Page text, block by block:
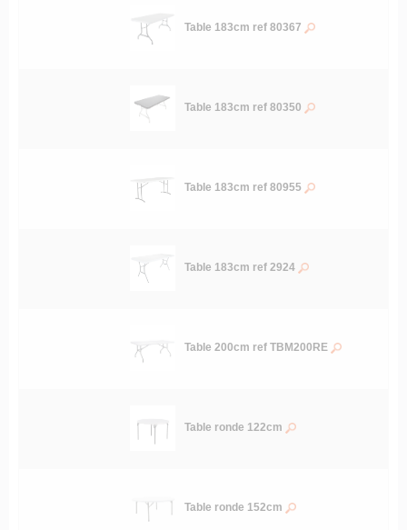
Table 183cm ref 80367
Table 183cm ref 80350
Table 183cm ref 80955
Table 183cm ref 2924
Table 200cm ref TBM200RE
Table ronde 122cm
Table ronde 152cm